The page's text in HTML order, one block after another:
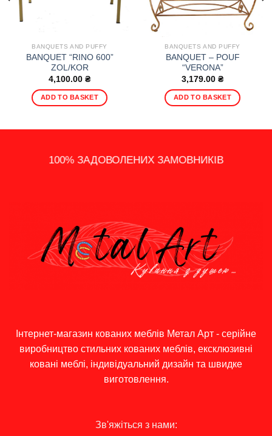
BANQUETS AND PUFFY
BANQUET “RINO 600”
ZOL/KOR
4,100.00 ₴
ADD TO BASKET
BANQUETS AND PUFFY
BANQUET – POUF
“VERONA”
3,179.00 ₴
ADD TO BASKET
100% ЗАДОВОЛЕНИХ ЗАМОВНИКІВ
ІНДИВІДУАЛЬНИЙ ПІДХІД
ШВИДКА ДОСТАВКА ПО УКРАЇНІ
ПОДАРУНКИ, АКЦІЇ ТА ЗНИЖКИ
Інтернет-магазин кованих меблів Метал Арт - серійне
виробництво стильних кованих меблів, ексклюзивні
ковані меблі, індивідуальний дизайн та швидке
виготовлення.
Зв'яжіться з нами: